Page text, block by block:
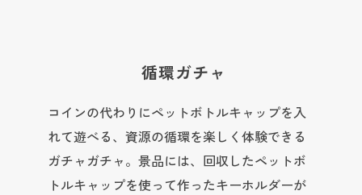
循環ガチャ
コインの代わりにペットボトルキャップを入
れて遊べる、資源の循環を楽しく体験できる
ガチャガチャ。景品には、回収したペットボ
トルキャップを使って作ったキーホルダーが